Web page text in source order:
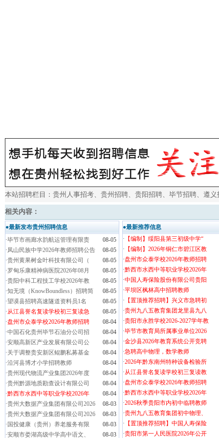
本站招聘栏目： 贵州人事招考、 贵州招聘、 贵阳招聘、 毕节招聘、 遵义
相关内容：
●最新发布贵州招聘信息
·毕节市画廊水韵航运管理有限责
08-05
·凤山民族中学2026年教师招聘公告
08-05
·贵州黄果树金叶科技有限公司（
08-05
·罗甸乐康精神病医院2026年08月
08-05
·贵阳中科工程技工学校2026年教
08-05
·知无境（KnowBoundless）招聘简
08-05
·望谟县招聘高速隧道资料员1名
08-05
·从江县誉名复读学校初三复读急
08-05
·盘州市众泰学校2026年教师招聘
08-04
·中国石化贵州毕节石油分公司招
08-04
·安顺高新区产业发展有限公司公
08-04
·关于调整贵安新区鲲鹏私募基金
08-04
·沿河县博才小学招聘教师
08-04
·贵州现代物流产业集团2026年度
08-04
·贵州黔源地质勘查设计有限公司
08-04
·黔西市水西中等职业学校2026年
08-04
·贵州大数据产业集团有限公司2026
08-03
·贵州大数据产业集团有限公司2026
08-03
· 国投健康（贵州）养老服务有限
08-03
·安顺市娄湖高级中学高中语文、 08-03
●最新推荐信息
· 【编制】绥阳县第三初级中学“
· 【编制】2026年铜仁市碧江区教
·盘州市众泰学校2026年教师招聘
·黔西市水西中等职业学校2026年
·中国人寿保险股份有限公司贵阳
·平坝区枫林高中招聘教师
· 【置顶推荐招聘】兴义市急聘初
·贵州九八五教育集团龙里县九八
·贵阳市永胜学校2026-2027学年教
·毕节市教育局所属事业单位2026
·金沙县2026年教育系统公开竞聘
·急聘高中物理，数学教师
·2026年黔东南州特种设备检验所
·从江县誉名复读学校初三复读教
·盘州市众泰学校2026年教师招聘
·黔西市水西中等职业学校2026年
·2026秋季贵阳市内初中临聘教师
·贵州九八五教育集团初中物理、
· 【置顶推荐招聘】中国人寿保险
·贵阳市第一人民医院2026年公开